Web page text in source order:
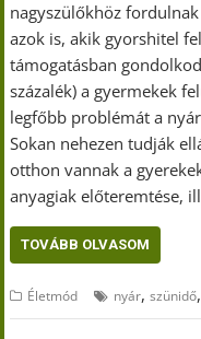
nagyszülőkhöz
azok is, akik gyorshitel
támogatásban
százalék) a gyermekek
legfőbb problémát a
Sokan nehezen tudják
otthon vannak a
anyagiak előteremtése,
TOVÁBB OLVASOM
Életmód nyár,szünidő